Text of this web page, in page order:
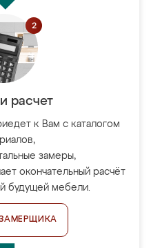
расчет
к Вам с каталогом
замеры,
окончательный расчёт
будущей мебели.